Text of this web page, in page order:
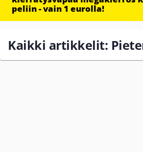
peliin - vain 1 eurolla!
Kaikki artikkelit: